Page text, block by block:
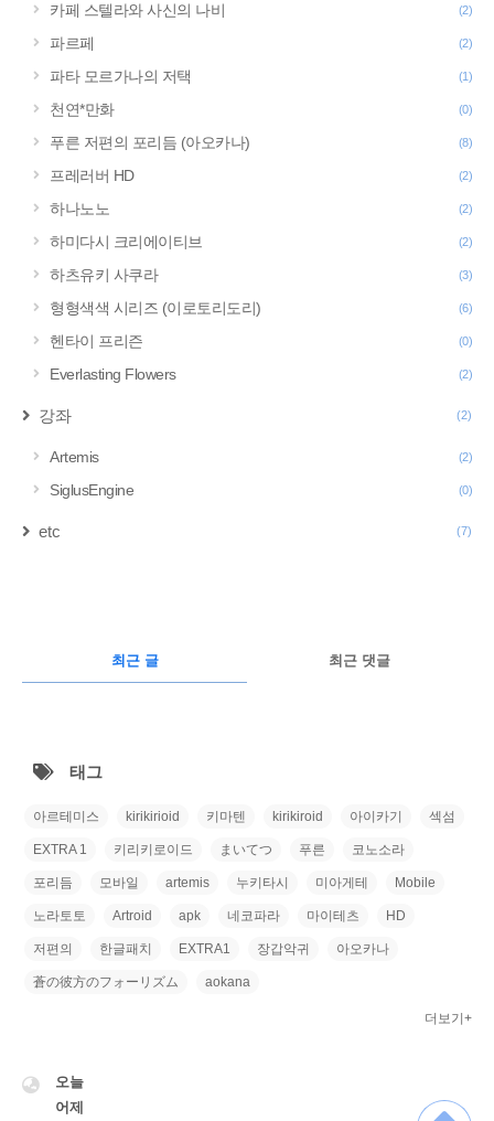
카페 스텔라와 사신의 나비 (2)
파르페 (2)
파타 모르가나의 저택 (1)
천연*만화 (0)
푸른 저편의 포리듬 (아오카나) (8)
프레러버 HD (2)
하나노노 (2)
하미다시 크리에이티브 (2)
하츠유키 사쿠라 (3)
형형색색 시리즈 (이로토리도리) (6)
헨타이 프리즌 (0)
Everlasting Flowers (2)
강좌 (2)
Artemis (2)
SiglusEngine (0)
etc (7)
최근 글 최근 댓글
글
태그
아르테미스 kirikirioid 키마텐 kirikiroid 아이카기 섹섬
EXTRA 1 키리키로이드 まいてつ 푸른 코노소라
포리듬 모바일 artemis 누키타시 미아게테 Mobile
노라토토 Artroid apk 네코파라 마이테츠 HD
저편의 한글패치 EXTRA1 장갑악귀 아오카나
蒼の彼方のフォーリズム aokana
더보기+
VISITOR
오늘
어제